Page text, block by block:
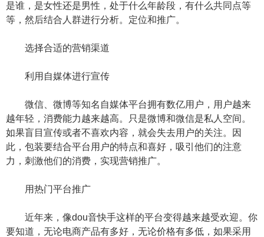
是谁，是女性还是男性，处于什么年龄段，有什么共同点等
等，然后结合人群进行分析。定位和推广。
选择合适的营销渠道
利用自媒体进行宣传
微信、微博等知名自媒体平台拥有数亿用户，用户越来
越年轻，消费能力越来越高。只是微博和微信是私人空间。
如果盲目宣传或者不喜欢内容，就会失去用户的关注。因
此，包装要结合平台用户的特点和喜好，吸引他们的注意
力，刺激他们的消费，实现营销推广。
用热门平台推广
近年来，像dou音快手这样的平台变得越来越受欢迎。你
要知道，无论电商产品有多好，无论价格有多低，如果采用